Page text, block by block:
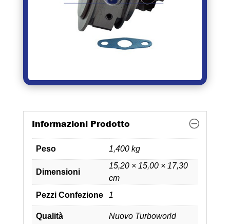
Informazioni Prodotto
Peso 1,400 kg
Dimensioni
15,20 × 15,00 × 17,30
cm
Pezzi Confezione
1
Qualità Nuovo Turboworld